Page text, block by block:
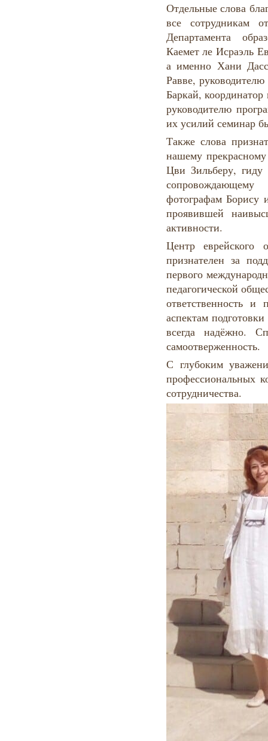
Отдельные слова
все сотрудникам
Департамента
Каемет ле Исраэль
а именно Хани
Равве,
Баркай,
руководителю
их усилий семинар
Также слова
нашему
Цви Зильберу, гиду
фотографам Борису
проявившей
активности.
Центр еврейского
признателен за
первого
педагогической
ответственность и
аспектам
всегда надёжно.
самоотверженность.
С глубоким
профессиональных
сотрудничества.